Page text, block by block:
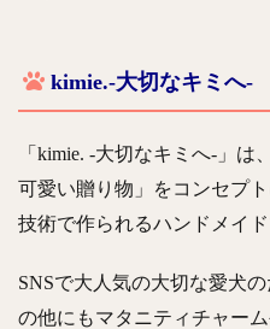
kimie.-大切なキミへ-
「kimie. -大切なキミへ-」は
可愛い贈り物」をコンセプ
技術で作られるハンドメイド
SNSで大人気の大切な愛犬
の他にもマタニティチャー